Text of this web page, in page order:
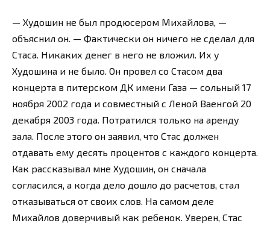
— Худошин не был продюсером Михайлова, —
объяснил он. — Фактически он ничего не сделал для
Стаса. Никаких денег в него не вложил. Их у
Худошина и не было. Он провел со Стасом два
концерта в питерском ДК имени Газа — сольный 17
ноября 2002 года и совместный с Леной Ваенгой 20
декабря 2003 года. Потратился только на аренду
зала. После этого он заявил, что Стас должен
отдавать ему десять процентов с каждого концерта.
Как рассказывал мне Худошин, он сначала
согласился, а когда дело дошло до расчетов, стал
отказываться от своих слов. На самом деле
Михайлов доверчивый как ребенок. Уверен, Стас